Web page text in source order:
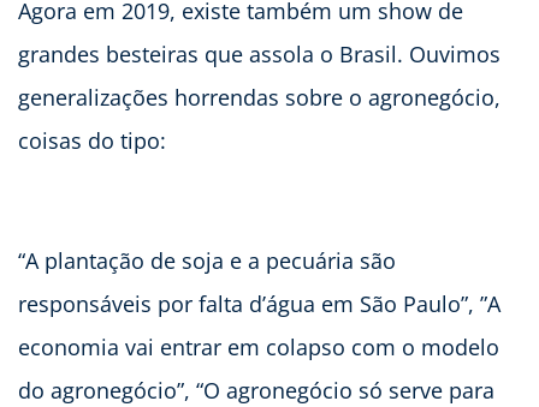
Agora em 2019, existe também um show de
grandes besteiras que assola o Brasil. Ouvimos
generalizações horrendas sobre o agronegócio,
coisas do tipo:
“A plantação de soja e a pecuária são
responsáveis por falta d’água em São Paulo”, ”A
economia vai entrar em colapso com o modelo
do agronegócio”, “O agronegócio só serve para